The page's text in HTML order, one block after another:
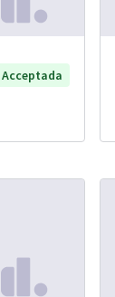
Acceptada